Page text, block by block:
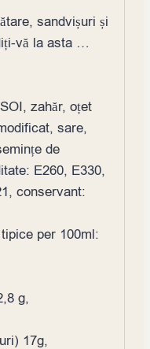
sandvișuri și
vă la asta …
zahăr, oțet
sare,
de
E260, E330,
conservant:
per 100ml:
g,
17g,